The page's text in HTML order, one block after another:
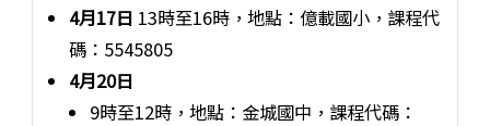
4月17日 13時至16時，地點：億載國小，課程代
碼：5545805
4月20日
9時至12時，地點：金城國中，課程代碼：